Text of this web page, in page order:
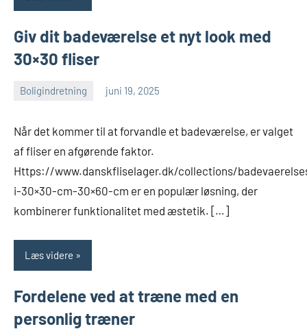
Giv dit badeværelse et nyt look med
30×30 fliser
Boligindretning juni 19, 2025
Esben
Når det kommer til at forvandle et badeværelse, er valget
af fliser en afgørende faktor.
Https://www.danskfliselager.dk/collections/
i-30×30-cm-30×60-cm er en populær løsning, der
kombinerer funktionalitet med æstetik. […]
Læs videre
Fordelene ved at træne med en
personlig træner